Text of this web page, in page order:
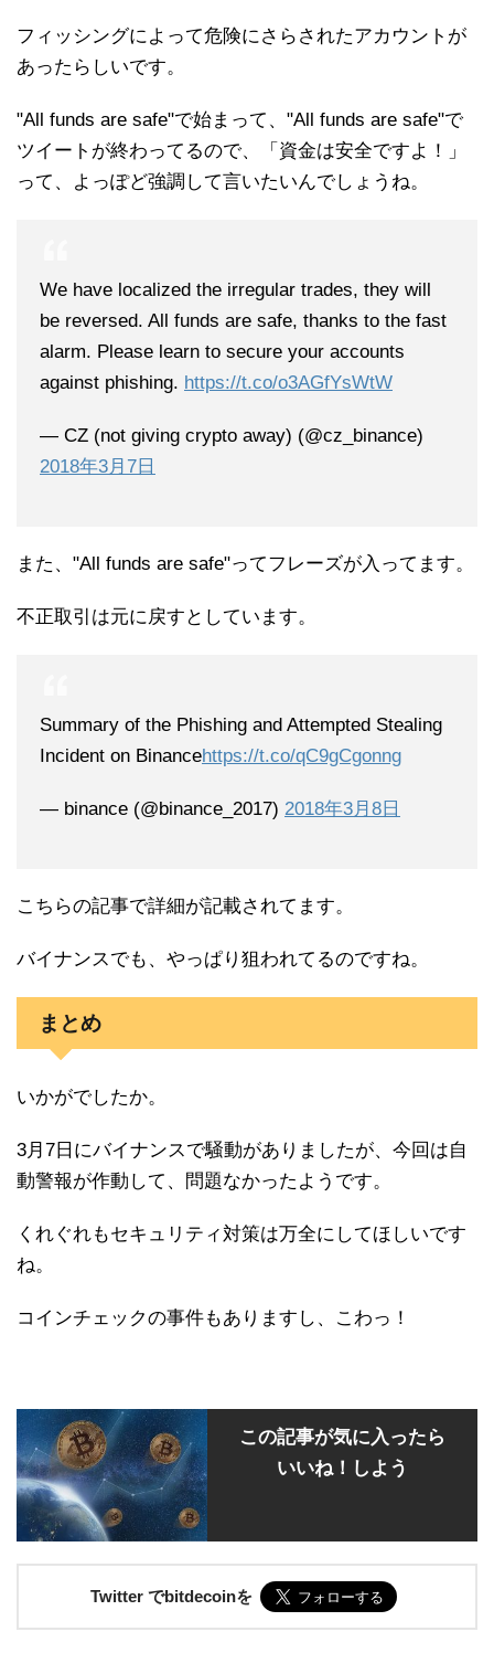
フィッシングによって危険にさらされたアカウントが
あったらしいです。
"All funds are safe"で始まって、"All funds are safe"で
ツイートが終わってるので、「資金は安全ですよ！」
って、よっぽど強調して言いたいんでしょうね。
We have localized the irregular trades, they will
be reversed. All funds are safe, thanks to the fast
alarm. Please learn to secure your accounts
against phishing. https://t.co/o3AGfYsWtW
— CZ (not giving crypto away) (@cz_binance)
2018年3月7日
また、"All funds are safe"ってフレーズが入ってます。
不正取引は元に戻すとしています。
Summary of the Phishing and Attempted Stealing
Incident on Binancehttps://t.co/qC9gCgonng
— binance (@binance_2017) 2018年3月8日
こちらの記事で詳細が記載されてます。
バイナンスでも、やっぱり狙われてるのですね。
まとめ
いかがでしたか。
3月7日にバイナンスで騒動がありましたが、今回は自
動警報が作動して、問題なかったようです。
くれぐれもセキュリティ対策は万全にしてほしいです
ね。
コインチェックの事件もありますし、こわっ！
この記事が気に入ったら
いいね！しよう
Twitter でbitdecoinを